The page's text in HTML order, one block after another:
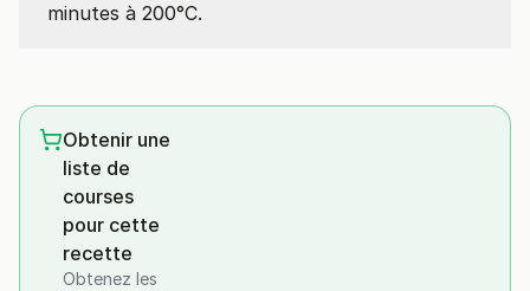
minutes à 200°C.
Obtenir une
liste de
courses
pour cette
recette
Obtenez les